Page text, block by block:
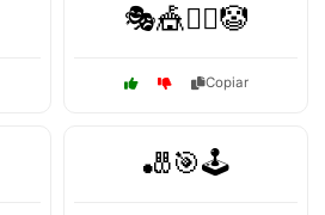
🎭🎪🤹‍♂️🤡
Copiar
🎳🎯🕹️